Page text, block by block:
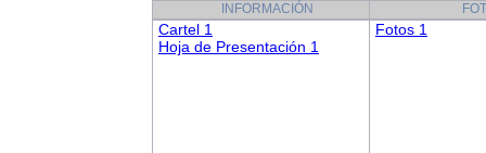
INFORMACIÓN
Cartel 1
Hoja de Presentación 1
Fotos 1